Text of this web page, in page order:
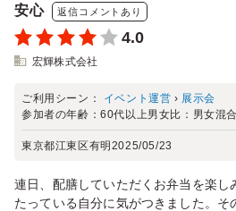
安心 返信コメントあり
4.0
宏輝株式会社
ご利用シーン： イベント運営 › 展示会
参加者の年齢：60代以上男女比： 男女混合
東京都江東区有明 2025/05/23
連日、配膳していただくお弁当を楽し
たっている自分に気がつきました。そ